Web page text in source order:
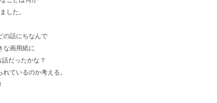
した。
の話にちなんで
な画用紙に
だったかな？
ているのか考える。